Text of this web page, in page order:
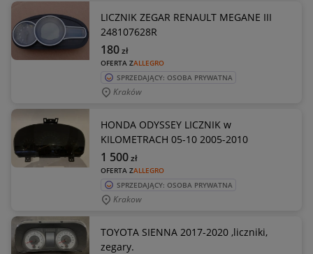
LICZNIK ZEGAR RENAULT MEGANE III
248107628R
OFERTA ZALLEGRO
180zł
SPRZEDAJĄCY: OSOBA PRYWATNA
Kraków
HONDA ODYSSEY LICZNIK w
KILOMETRACH 05-10 2005-2010
OFERTA ZALLEGRO
1 500zł
SPRZEDAJĄCY: OSOBA PRYWATNA
Krakow
TOYOTA SIENNA 2017-2020 ,liczniki,
zegary.